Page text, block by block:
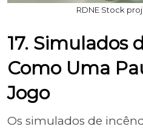
RDNE Stock
17. Simulados
Como Uma
Jogo
Os simulados de